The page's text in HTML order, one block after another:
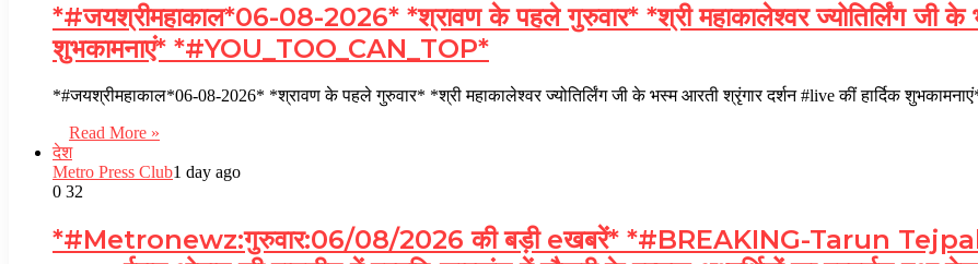
*#जयश्रीमहाकाल*06-08-2026* *श्रावण के पहले गुरुवार* *श्री महाकालेश्वर ज्योतिर्लिंग जी के
शुभकामनाएं* *#YOU_TOO_CAN_TOP*
*#जयश्रीमहाकाल*06-08-2026* *श्रावण के पहले गुरुवार* *श्री महाकालेश्वर ज्योतिर्लिंग जी के भस्म आरती श्रृंगार दर्शन #live कीं हार्दिक
Read More »
देश
Metro Press Club1 day ago
0 32
*#Metronewz:गुरुवार:06/08/2026 की बड़ी eखबरें* *#BREAKING-Tarun